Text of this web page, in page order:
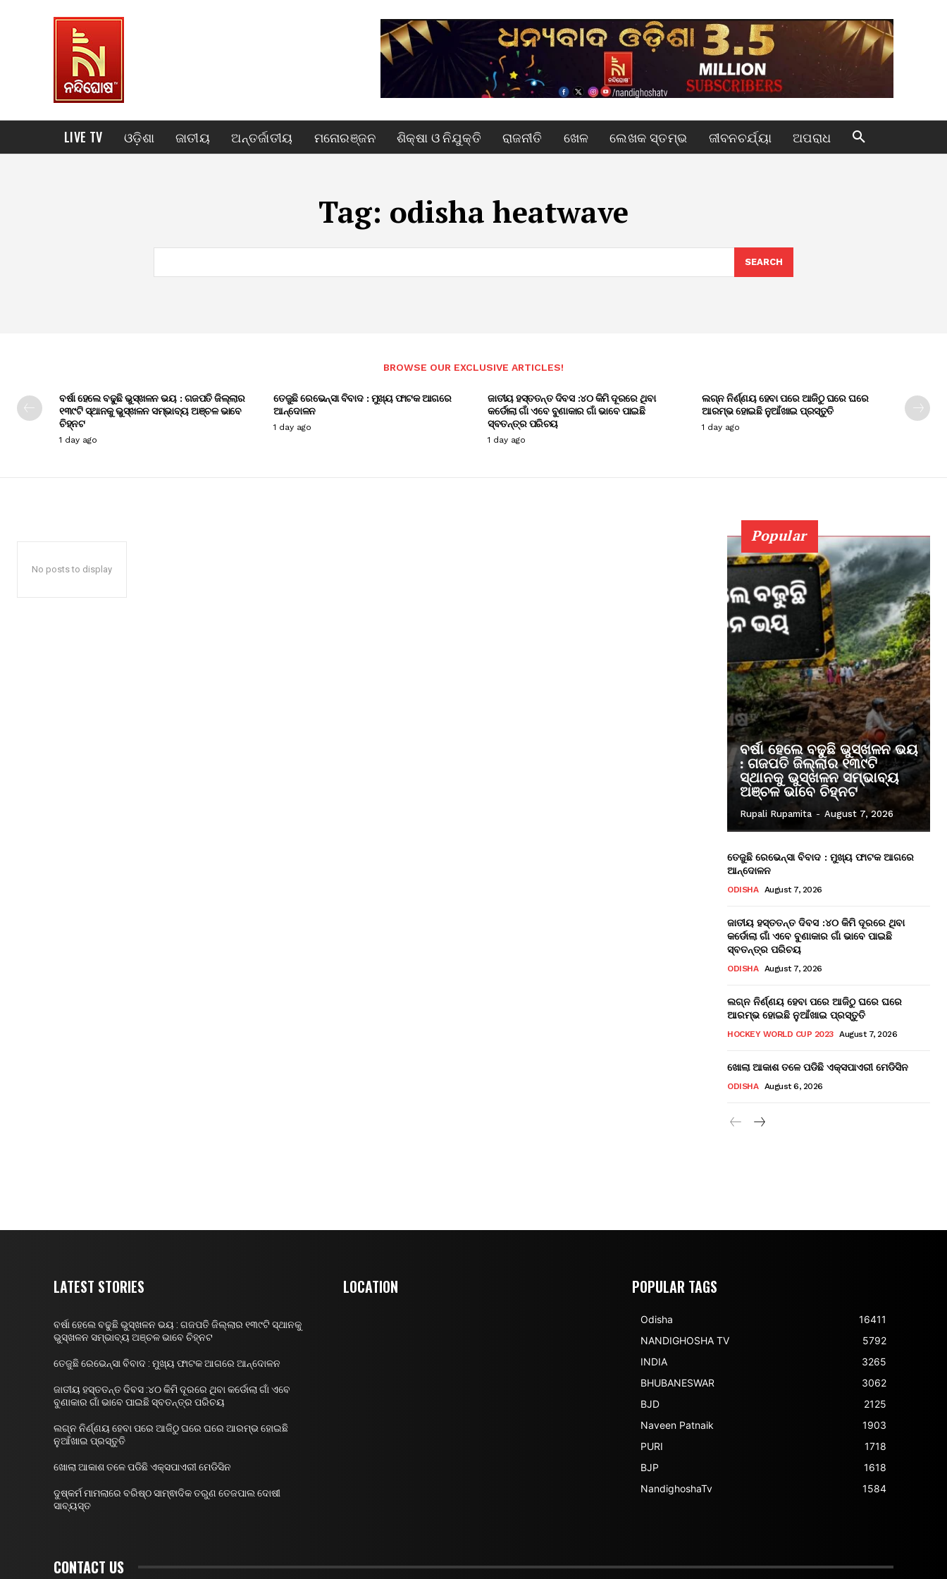
LIVE TV ଓଡ଼ିଶା ଜାତୀୟ ଅନ୍ତର୍ଜାତୀୟ ମନୋରଞ୍ଜନ ଶିକ୍ଷା ଓ ନିଯୁକ୍ତି ରାଜନୀତି ଖେଳ ଲେଖକ ସ୍ତମ୍ଭ ଜୀବନଚର୍ଯ୍ୟା ଅପରାଧ
Tag: odisha heatwave
SEARCH
BROWSE OUR EXCLUSIVE ARTICLES!
ବର୍ଷା ହେଲେ ବଢୁଛି ଭୁସ୍ଖଳନ ଭୟ : ଗଜପତି ଜିଲ୍ଲାର
୧୩୯ଟି ସ୍ଥାନକୁ ଭୁସ୍ଖଳନ ସମ୍ଭାବ୍ୟ ଅଞ୍ଚଳ ଭାବେ
ଚିହ୍ନଟ
1 day ago
ତେଜୁଛି ରେଭେନ୍ସା ବିବାଦ : ମୁଖ୍ୟ ଫାଟକ ଆଗରେ
ଆନ୍ଦୋଳନ
1 day ago
ଜାତୀୟ ହସ୍ତତନ୍ତ ଦିବସ :୪୦ କିମି ଦୂରରେ ଥିବା
କର୍ଡୋଲା ଗାଁ ଏବେ ବୁଣାକାର ଗାଁ ଭାବେ ପାଇଛି
ସ୍ବତନ୍ତ୍ର ପରିଚୟ
1 day ago
ଲଗ୍ନ ନିର୍ଣ୍ଣୟ ହେବା ପରେ ଆଜିଠୁ ଘରେ ଘରେ
ଆରମ୍ଭ ହୋଇଛି ନୁଆଁଖାଇ ପ୍ରସ୍ତୁତି
1 day ago
No posts to display
Popular
ବର୍ଷା ହେଲେ ବଢୁଛି ଭୁସ୍ଖଳନ ଭୟ
: ଗଜପତି ଜିଲ୍ଲାର ୧୩୯ଟି
ସ୍ଥାନକୁ ଭୁସ୍ଖଳନ ସମ୍ଭାବ୍ୟ
ଅଞ୍ଚଳ ଭାବେ ଚିହ୍ନଟ
Rupali Rupamita - August 7, 2026
ତେଜୁଛି ରେଭେନ୍ସା ବିବାଦ : ମୁଖ୍ୟ ଫାଟକ ଆଗରେ
ଆନ୍ଦୋଳନ
ODISHA August 7, 2026
ଜାତୀୟ ହସ୍ତତନ୍ତ ଦିବସ :୪୦ କିମି ଦୂରରେ ଥିବା
କର୍ଡୋଲା ଗାଁ ଏବେ ବୁଣାକାର ଗାଁ ଭାବେ ପାଇଛି
ସ୍ବତନ୍ତ୍ର ପରିଚୟ
ODISHA August 7, 2026
ଲଗ୍ନ ନିର୍ଣ୍ଣୟ ହେବା ପରେ ଆଜିଠୁ ଘରେ ଘରେ
ଆରମ୍ଭ ହୋଇଛି ନୁଆଁଖାଇ ପ୍ରସ୍ତୁତି
HOCKEY WORLD CUP 2023 August 7, 2026
ଖୋଲା ଆକାଶ ତଳେ ପଡିଛି ଏକ୍ସପାଏରୀ ମେଡିସିନ
ODISHA August 6, 2026
LATEST STORIES
ବର୍ଷା ହେଲେ ବଢୁଛି ଭୁସ୍ଖଳନ ଭୟ : ଗଜପତି ଜିଲ୍ଲାର ୧୩୯ଟି ସ୍ଥାନକୁ
ଭୁସ୍ଖଳନ ସମ୍ଭାବ୍ୟ ଅଞ୍ଚଳ ଭାବେ ଚିହ୍ନଟ
ତେଜୁଛି ରେଭେନ୍ସା ବିବାଦ : ମୁଖ୍ୟ ଫାଟକ ଆଗରେ ଆନ୍ଦୋଳନ
ଜାତୀୟ ହସ୍ତତନ୍ତ ଦିବସ :୪୦ କିମି ଦୂରରେ ଥିବା କର୍ଡୋଲା ଗାଁ ଏବେ
ବୁଣାକାର ଗାଁ ଭାବେ ପାଇଛି ସ୍ବତନ୍ତ୍ର ପରିଚୟ
ଲଗ୍ନ ନିର୍ଣ୍ଣୟ ହେବା ପରେ ଆଜିଠୁ ଘରେ ଘରେ ଆରମ୍ଭ ହୋଇଛି
ନୁଆଁଖାଇ ପ୍ରସ୍ତୁତି
ଖୋଲା ଆକାଶ ତଳେ ପଡିଛି ଏକ୍ସପାଏରୀ ମେଡିସିନ
ଦୁଷ୍କର୍ମ ମାମଲାରେ ବରିଷ୍ଠ ସାମ୍ଵାଦିକ ତରୁଣ ତେଜପାଲ ଦୋଷୀ
ସାବ୍ୟସ୍ତ
LOCATION POPULAR TAGS
Odisha
16411
NANDIGHOSHA TV
5792
INDIA
3265
BHUBANESWAR
3062
BJD
2125
Naveen Patnaik
1903
PURI
1718
BJP
1618
NandighoshaTv
1584
CONTACT US